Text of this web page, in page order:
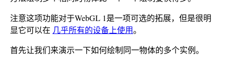
注意这项功能对于WebGL 1是一项可选的拓展，但是很明
显它可以在 几乎所有的设备上使用。
首先让我们来演示一下如何绘制同一物体的多个实例。